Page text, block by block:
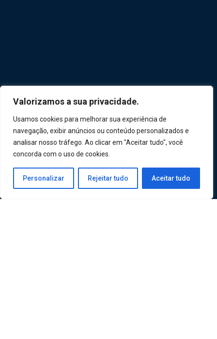
Valorizamos a sua privacidade.
Usamos cookies para melhorar sua experiência de
navegação, exibir anúncios ou conteúdo personalizados e
analisar nosso tráfego. Ao clicar em "Aceitar tudo", você
concorda com o uso de cookies.
Personalizar Rejeitar tudo Aceitar tudo